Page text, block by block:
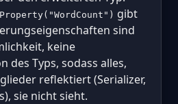
gibt
sind
keine
des Typs, sodass alles,
reflektiert (Serializer,
sie nicht sieht.